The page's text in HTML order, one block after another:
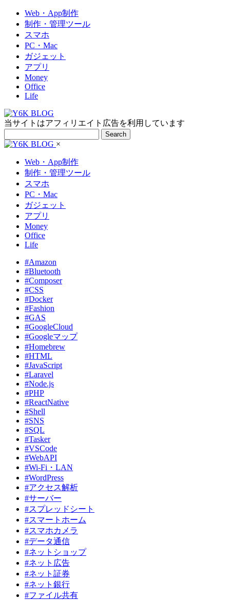
Web・App制作
制作・管理ツール
スマホ
PC・Mac
ガジェット
アプリ
Money
Office
Life
当サイトはアフィリエイト広告を利用しています
Search
×
Web・App制作
制作・管理ツール
スマホ
PC・Mac
ガジェット
アプリ
Money
Office
Life
#Amazon
#Bluetooth
#Composer
#CSS
#Docker
#Fashion
#GAS
#GoogleCloud
#Googleマップ
#Homebrew
#HTML
#JavaScript
#Laravel
#Node.js
#PHP
#ReactNative
#Shell
#SNS
#SQL
#Tasker
#VSCode
#WebAPI
#Wi-Fi・LAN
#WordPress
#アクセス解析
#サーバー
#スプレッドシート
#スマートホーム
#スマホカメラ
#データ通信
#ネットショップ
#ネット広告
#ネット証券
#ネット銀行
#ファイル共有